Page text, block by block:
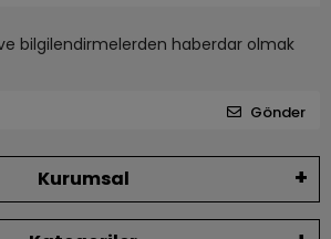
bilgilendirmelerden haberdar olmak
Gönder
Kurumsal